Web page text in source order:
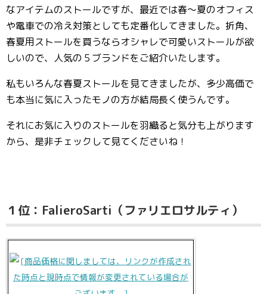
なアイテムのストールですが、最近では春〜夏のオフィス
や電車での冷え対策としても定番化してきました。折角、
春夏用ストールを買うならオシャレで可愛いストールが欲
しいので、人気の５ブランドをご紹介いたします。
私もいろんな春夏ストールを見てきましたが、多少高価で
も本当に気に入ったモノの方が結局長く使うんです。
それにお気に入りのストールを羽織ると気分も上がります
から、是非チェックして見てくださいね！
１位：FalieroSarti（ファリエロサルティ）